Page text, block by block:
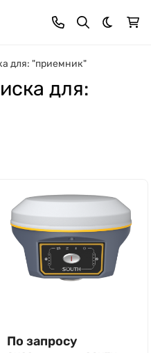
Темная
для: "приемник"
для:
По запросу